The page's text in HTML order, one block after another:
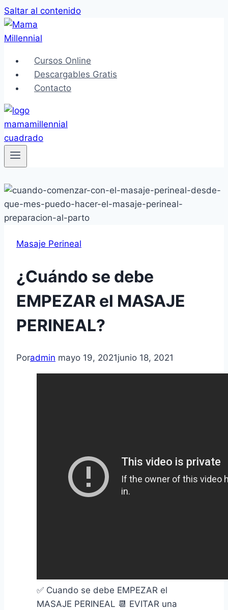
Saltar al contenido
Cursos Online
Descargables Gratis
Contacto
Masaje Perineal
¿Cuándo se debe
EMPEZAR el MASAJE
PERINEAL?
Poradmin mayo 19, 2021junio 18, 2021
✅ Cuando se debe EMPEZAR el
MASAJE PERINEAL 📆 EVITAR una